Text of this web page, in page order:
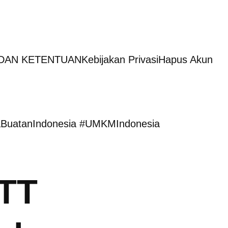
KETENTUANKebijakan PrivasiHapus Akun
#UMKMIndonesia